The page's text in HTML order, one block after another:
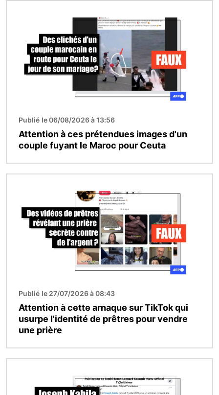
Publié le 06/08/2026 à 13:56
Attention à ces prétendues images d'un
couple fuyant le Maroc pour Ceuta
Publié le 27/07/2026 à 08:43
Attention à cette arnaque sur TikTok qui
usurpe l'identité de prêtres pour vendre
une prière